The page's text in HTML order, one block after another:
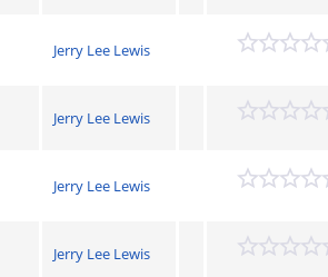
Jerry Lee Lewis
Jerry Lee Lewis
Jerry Lee Lewis
Jerry Lee Lewis